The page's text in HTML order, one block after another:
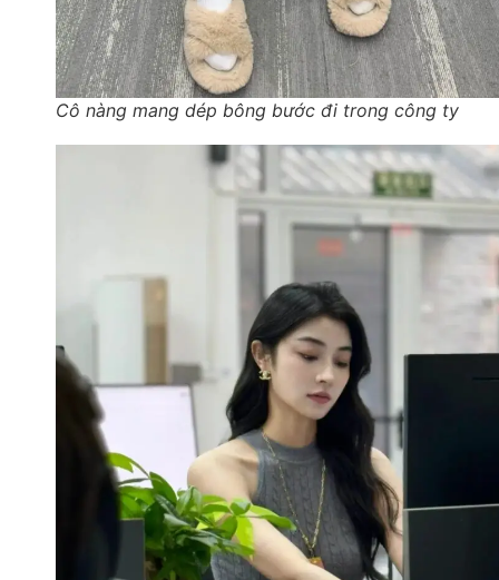
Cô nàng mang dép bông bước đi trong công ty